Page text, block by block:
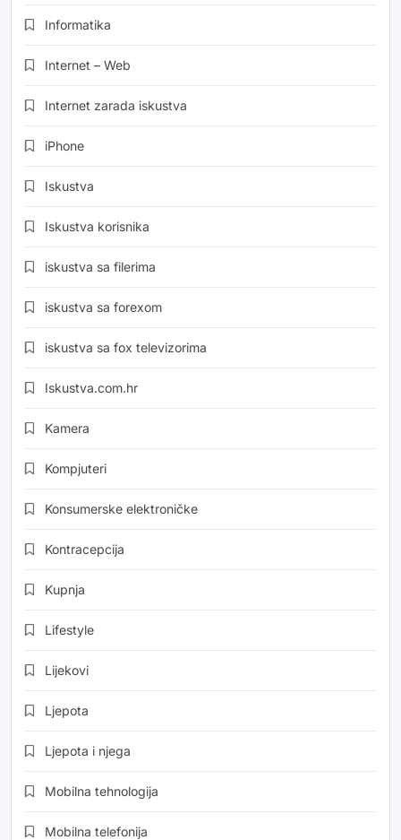
Informatika
Internet – Web
Internet zarada iskustva
iPhone
Iskustva
Iskustva korisnika
iskustva sa filerima
iskustva sa forexom
iskustva sa fox televizorima
Iskustva.com.hr
Kamera
Kompjuteri
Konsumerske elektroničke
Kontracepcija
Kupnja
Lifestyle
Lijekovi
Ljepota
Ljepota i njega
Mobilna tehnologija
Mobilna telefonija